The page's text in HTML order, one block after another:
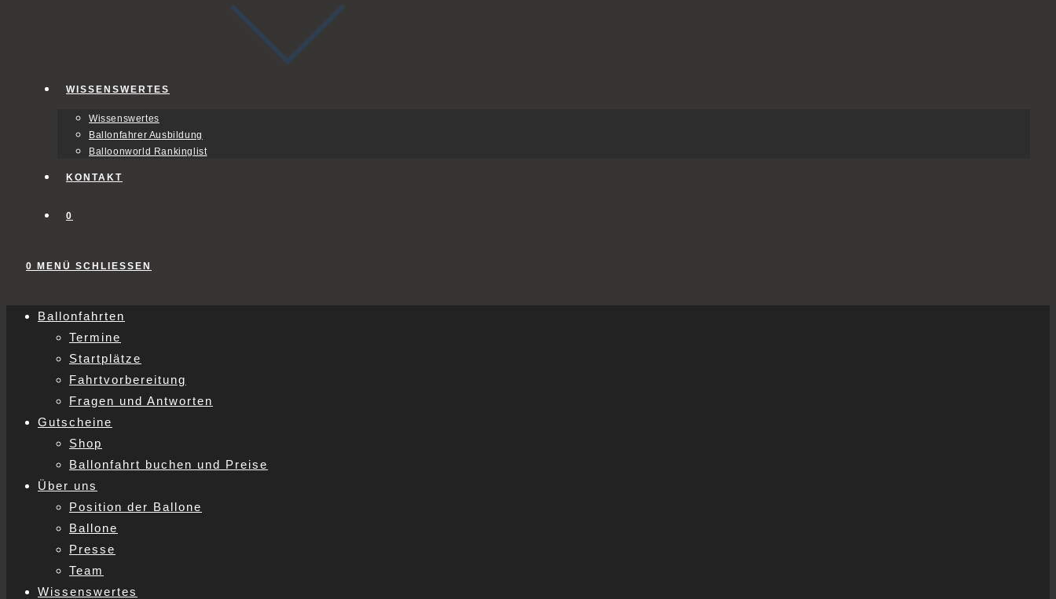
WISSENSWERTES
Wissenswertes
Ballonfahrer Ausbildung
Balloonworld Rankinglist
KONTAKT
0
0 MENÜ SCHLIESSEN
Ballonfahrten
Termine
Startplätze
Fahrtvorbereitung
Fragen und Antworten
Gutscheine
Shop
Ballonfahrt buchen und Preise
Über uns
Position der Ballone
Ballone
Presse
Team
Wissenswertes